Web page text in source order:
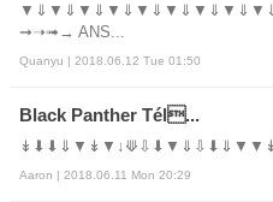
➞➝➟→ ANS...
Quanyu | 2018.06.12 Tue 01:50
Black Panther Tél...
Aaron | 2018.06.11 Mon 20:29